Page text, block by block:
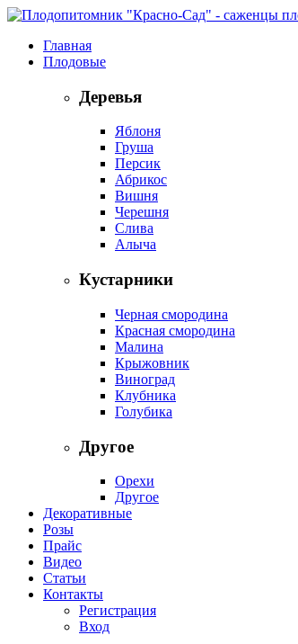
Главная
Плодовые
Деревья
Яблоня
Груша
Персик
Абрикос
Вишня
Черешня
Слива
Алыча
Кустарники
Черная смородина
Красная смородина
Малина
Крыжовник
Виноград
Клубника
Голубика
Другое
Орехи
Другое
Декоративные
Розы
Прайс
Видео
Статьи
Контакты
Регистрация
Вход